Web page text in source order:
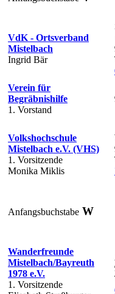
VdK - Ortsverband
Mistelbach
Ingrid Bär
Verein für
Begräbnishilfe
1. Vorstand
Volkshochschule
Mistelbach e.V. (VHS)
1. Vorsitzende
Monika Miklis
Anfangsbuchstabe W
Wanderfreunde
Mistelbach/Bayreuth
1978 e.V.
1. Vorsitzende